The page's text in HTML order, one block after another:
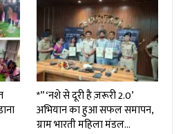
*”‘नशे से दूरी है ज़रूरी 2.0’
अभियान का हुआ सफल समापन,
ग्राम भारती महिला मंडल…